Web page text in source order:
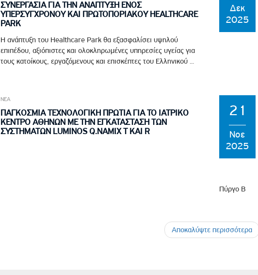
ΣΥΝΕΡΓΑΣΙΑ ΓΙΑ ΤΗΝ ΑΝΑΠΤΥΞΗ ΕΝΟΣ
ΥΠΕΡΣΥΓΧΡΟΝΟΥ ΚΑΙ ΠΡΩΤΟΠΟΡΙΑΚΟΥ HEALTHCARE
PARK
Η ανάπτυξη του Healthcare Park θα εξασφαλίσει υψηλού
επιπέδου, αξιόπιστες και ολοκληρωμένες υπηρεσίες υγείας για
τους κατοίκους, εργαζόμενους και επισκέπτες του Ελληνικού ...
Δεκ
2025
ΝΕΑ
ΠΑΓΚΟΣΜΙΑ ΤΕΧΝΟΛΟΓΙΚΗ ΠΡΩΤΙΑ ΓΙΑ ΤΟ ΙΑΤΡΙΚΟ
ΚΕΝΤΡΟ ΑΘΗΝΩΝ ΜΕ ΤΗΝ ΕΓΚΑΤΑΣΤΑΣΗ ΤΩΝ
ΣΥΣΤΗΜΑΤΩΝ LUMINOS Q.NAMIX T ΚΑΙ R
21
Νοε
2025
Πύργο Β
Αποκαλύψτε περισσότερα